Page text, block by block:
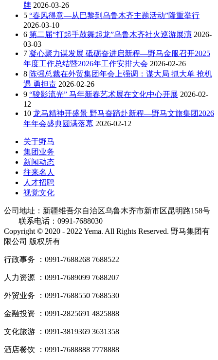
牌 2026-03-26
5 “春风得意—从巴黎到乌鲁木齐主题活动”隆重举行
2026-03-10
6 第二届“打起手鼓舞起龙”乌鲁木齐社火巡游展演 2026-
03-03
7 凝心聚力谋发展 砥砺奋进启新程—野马金服召开2025
年度工作总结暨2026年工作安排大会 2026-02-26
8 陈强总裁在外贸集团年会上强调：谋大局 抓大单 抢机
遇 勇担责 2026-02-26
9 “骏影流光” 马年新春艺术展在文化中心开展 2026-02-
12
10 龙马精神开盛景 野马奋蹄赴新程—野马文旅集团2026
年年会盛典圆满落幕 2026-02-12
关于野马
集团业务
新闻动态
往来名人
人才招聘
视觉文化
公司地址：新疆维吾尔自治区乌鲁木齐市新市区昆明路158号
联系电话：0991-7688030
Copyright © 2020 - 2022 Yema. All Rights Reserved. 野马集团有
限公司 版权所有
行政事务 ：0991-7688268 7688522
人力资源 ：0991-7689099 7688207
外贸业务 ：0991-7688550 7688530
金融投资 ：0991-2825691 4825888
文化旅游 ：0991-3819369 3631358
酒店餐饮 ：0991-7688888 7778888